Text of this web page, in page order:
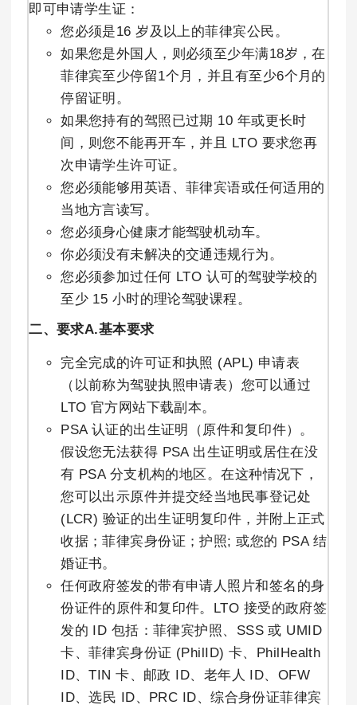
即可申请学生证：
您必须是16 岁及以上的菲律宾公民。
如果您是外国人，则必须至少年满18岁，在
菲律宾至少停留1个月，并且有至少6个月的
停留证明。
如果您持有的驾照已过期 10 年或更长时
间，则您不能再开车，并且 LTO 要求您再
次申请学生许可证。
您必须能够用英语、菲律宾语或任何适用的
当地方言读写。
您必须身心健康才能驾驶机动车。
你必须没有未解决的交通违规行为。
您必须参加过任何 LTO 认可的驾驶学校的
至少 15 小时的理论驾驶课程。
二、要求A.基本要求
完全完成的许可证和执照 (APL) 申请表
（以前称为驾驶执照申请表）您可以通过
LTO 官方网站下载副本。
PSA 认证的出生证明（原件和复印件）。
假设您无法获得 PSA 出生证明或居住在没
有 PSA 分支机构的地区。在这种情况下，
您可以出示原件并提交经当地民事登记处
(LCR) 验证的出生证明复印件，并附上正式
收据；菲律宾身份证；护照; 或您的 PSA 结
婚证书。
任何政府签发的带有申请人照片和签名的身
份证件的原件和复印件。LTO 接受的政府签
发的 ID 包括：菲律宾护照、SSS 或 UMID
卡、菲律宾身份证 (PhilID) 卡、PhilHealth
ID、TIN 卡、邮政 ID、老年人 ID、OFW
ID、选民 ID、PRC ID、综合身份证菲律宾